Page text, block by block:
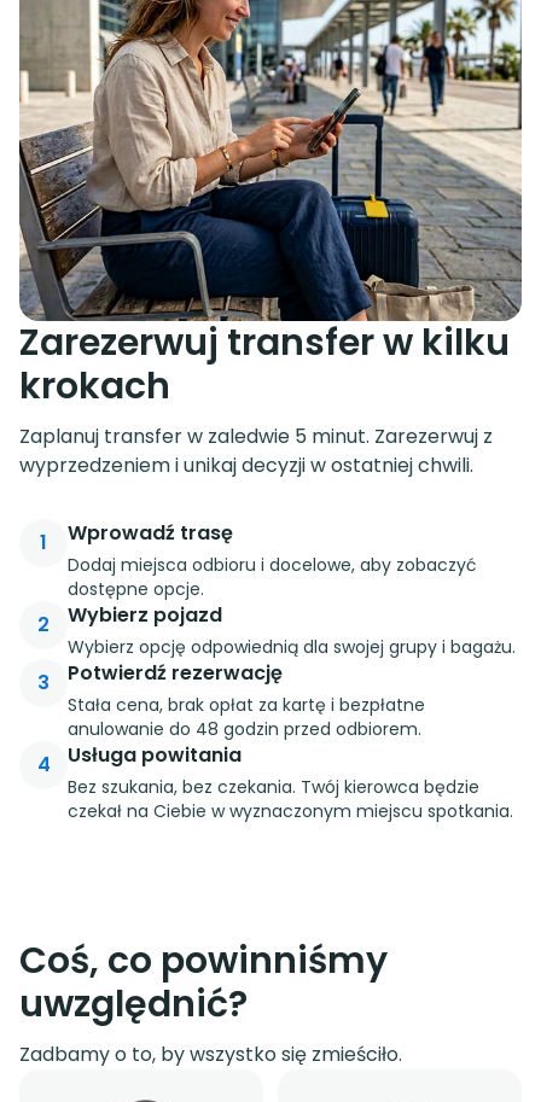
Zarezerwuj transfer w kilku
krokach
Zaplanuj transfer w zaledwie 5 minut. Zarezerwuj z
wyprzedzeniem i unikaj decyzji w ostatniej chwili.
1 Wprowadź trasę
Dodaj miejsca odbioru i docelowe, aby zobaczyć
dostępne opcje.
2 Wybierz pojazd
Wybierz opcję odpowiednią dla swojej grupy i bagażu.
3 Potwierdź rezerwację
Stała cena, brak opłat za kartę i bezpłatne
anulowanie do 48 godzin przed odbiorem.
4 Usługa powitania
Bez szukania, bez czekania. Twój kierowca będzie
czekał na Ciebie w wyznaczonym miejscu spotkania.
Coś, co powinniśmy
uwzględnić?
Zadbamy o to, by wszystko się zmieściło.